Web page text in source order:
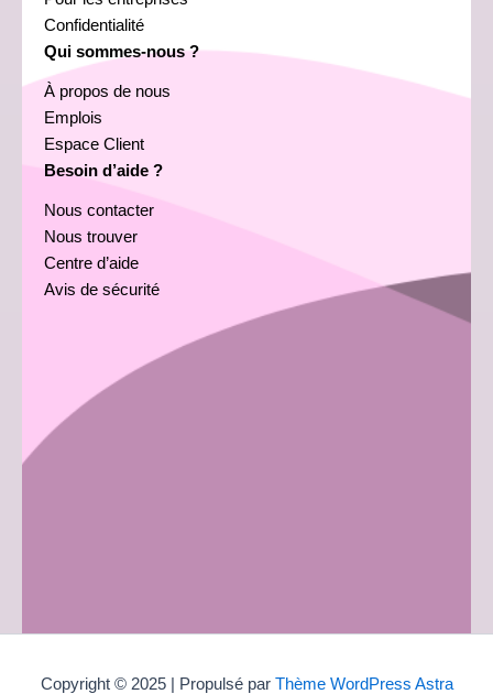
Confidentialité
Qui sommes-nous ?
À propos de nous
Emplois
Espace Client
Besoin d’aide ?
Nous contacter
Nous trouver
Centre d’aide
Avis de sécurité
Copyright © 2025 | Propulsé par Thème WordPress Astra